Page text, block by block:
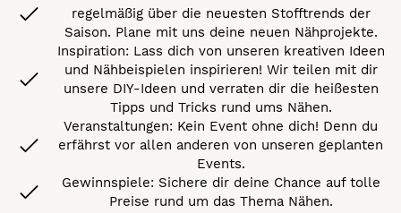
regelmäßig über die neuesten Stofftrends der
Saison. Plane mit uns deine neuen Nähprojekte.
Inspiration: Lass dich von unseren kreativen Ideen
und Nähbeispielen inspirieren! Wir teilen mit dir
unsere DIY-Ideen und verraten dir die heißesten
Tipps und Tricks rund ums Nähen.
Veranstaltungen: Kein Event ohne dich! Denn du
erfährst vor allen anderen von unseren geplanten
Events.
Gewinnspiele: Sichere dir deine Chance auf tolle
Preise rund um das Thema Nähen.